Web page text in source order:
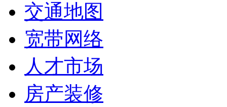
交通地图
宽带网络
人才市场
房产装修